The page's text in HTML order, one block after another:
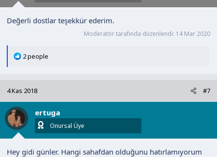
Değerli dostlar teşekkür ederim.
Moderatör tarafında düzenlendi: 14 Mar 2020
T
l
e
r
2 people
4 Kas 2018 #7
ertuga
Onursal Üye
Hey gidi günler. Hangi sahafdan olduğunu hatırlamıyorum